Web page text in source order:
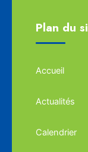
Plan du
Accueil
Actualités
Calendrier